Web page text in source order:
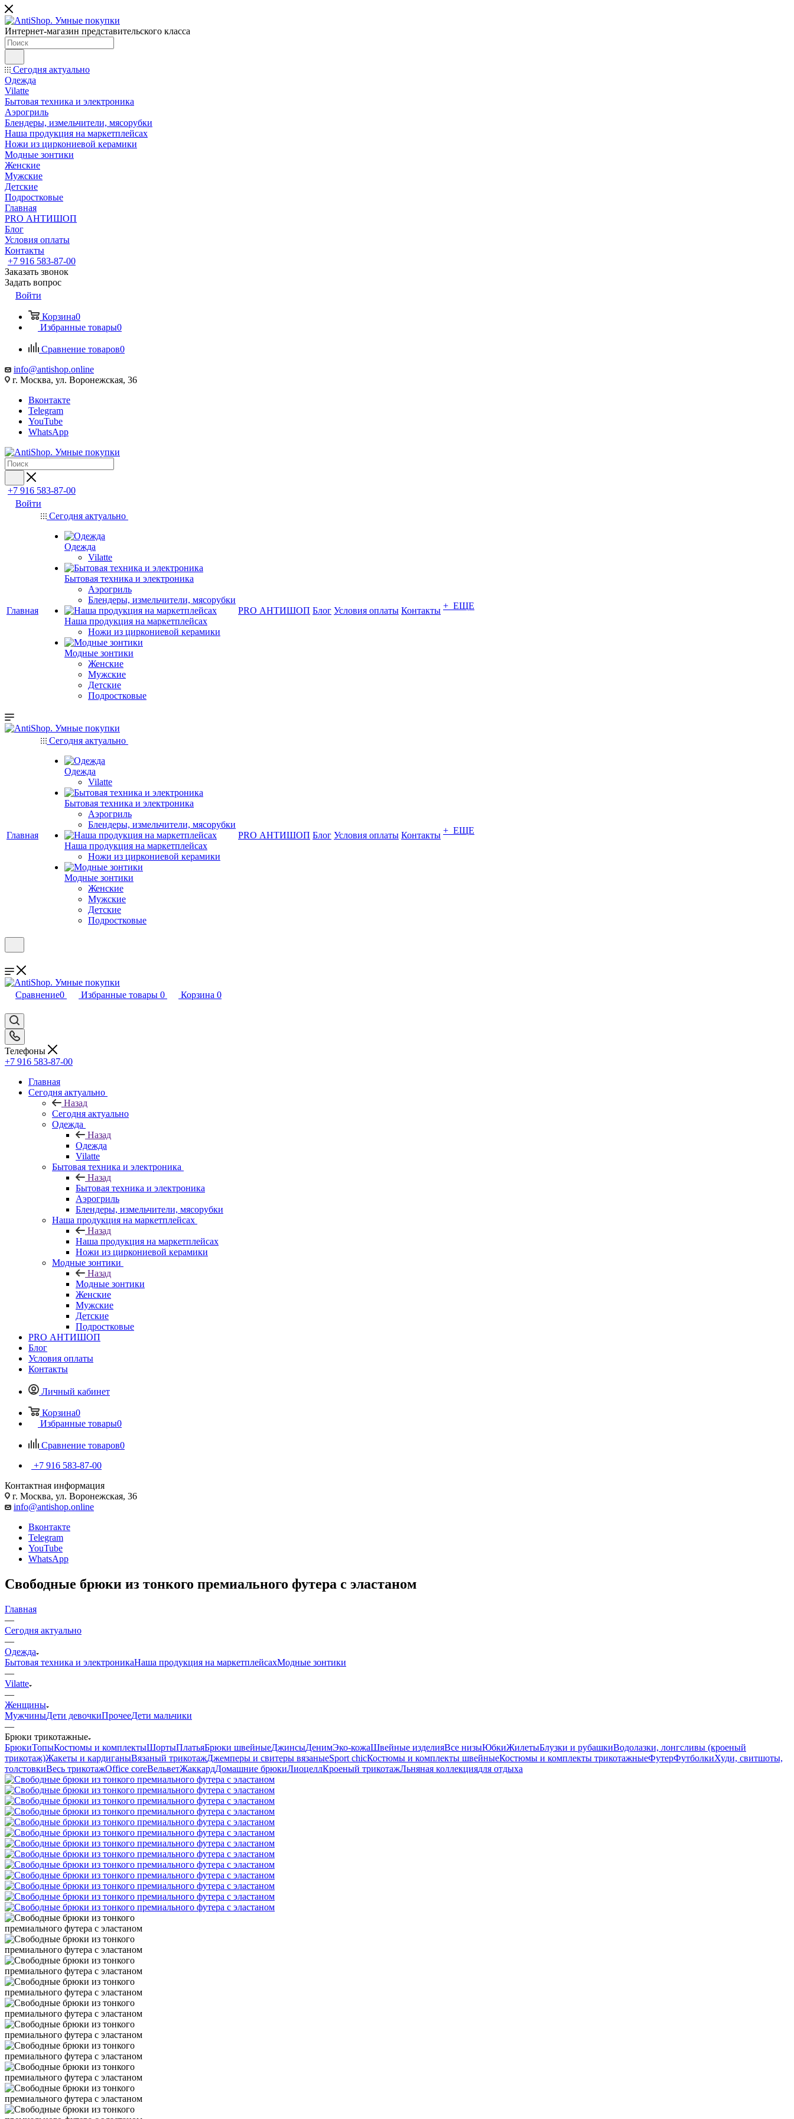
Интернет-магазин представительского класса
Сегодня актуально
Одежда
Vilatte
Бытовая техника и электроника
Аэрогриль
Блендеры, измельчители, мясорубки
Наша продукция на маркетплейсах
Ножи из циркониевой керамики
Модные зонтики
Женские
Мужские
Детские
Подростковые
Главная
PRO АНТИШОП
Блог
Условия оплаты
Контакты
+7 916 583-87-00
Заказать звонок
Задать вопрос
Войти
Корзина0
Избранные товары0
Сравнение товаров0
info@antishop.online
г. Москва, ул. Воронежская, 36
Вконтакте
Telegram
YouTube
WhatsApp
+7 916 583-87-00
Войти
Главная
Сегодня актуально
Одежда
Vilatte
Бытовая техника и электроника
Аэрогриль
Блендеры, измельчители, мясорубки
Наша продукция на маркетплейсах
Ножи из циркониевой керамики
Модные зонтики
Женские
Мужские
Детские
Подростковые
PRO АНТИШОП Блог Условия оплаты Контакты + ЕЩЕ
Главная
Сегодня актуально
Одежда
Vilatte
Бытовая техника и электроника
Аэрогриль
Блендеры, измельчители, мясорубки
Наша продукция на маркетплейсах
Ножи из циркониевой керамики
Модные зонтики
Женские
Мужские
Детские
Подростковые
PRO АНТИШОП Блог Условия оплаты Контакты + ЕЩЕ
Сравнение0 Избранные товары 0 Корзина 0
Телефоны
+7 916 583-87-00
Главная
Сегодня актуально
Назад
Сегодня актуально
Одежда
Назад
Одежда
Vilatte
Бытовая техника и электроника
Назад
Бытовая техника и электроника
Аэрогриль
Блендеры, измельчители, мясорубки
Наша продукция на маркетплейсах
Назад
Наша продукция на маркетплейсах
Ножи из циркониевой керамики
Модные зонтики
Назад
Модные зонтики
Женские
Мужские
Детские
Подростковые
PRO АНТИШОП
Блог
Условия оплаты
Контакты
Личный кабинет
Корзина0
Избранные товары0
Сравнение товаров0
+7 916 583-87-00
Контактная информация
г. Москва, ул. Воронежская, 36
info@antishop.online
Вконтакте
Telegram
YouTube
WhatsApp
Свободные брюки из тонкого премиального футера с эластаном
Главная
—
Сегодня актуально
—
Одежда
Бытовая техника и электроникаНаша продукция на маркетплейсахМодные зонтики
—
Vilatte
—
Женщины
МужчиныДети девочкиПрочееДети мальчики
—
Брюки трикотажные
БрюкиТопыКостюмы и комплектыШортыПлатьяБрюки швейныеДжинсыДенимЭко-кожаШвейные изделияВсе низыЮбкиЖилетыБлузки и рубашкиВодолазки, лонгсливы (кроеный
трикотаж)Жакеты и кардиганыВязаный трикотажДжемперы и свитеры вязаныеSport chicКостюмы и комплекты швейныеКостюмы и комплекты трикотажныеФутерФутболкиХуди, свитшоты,
толстовкиВесь трикотажOffice coreВельветЖаккардДомашние брюкиЛиоцеллКроеный трикотажЛьняная коллекциядля отдыха